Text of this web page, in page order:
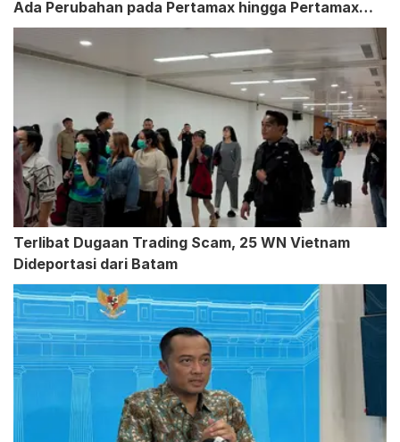
Ada Perubahan pada Pertamax hingga Pertamax
Turbo
Terlibat Dugaan Trading Scam, 25 WN Vietnam
Dideportasi dari Batam